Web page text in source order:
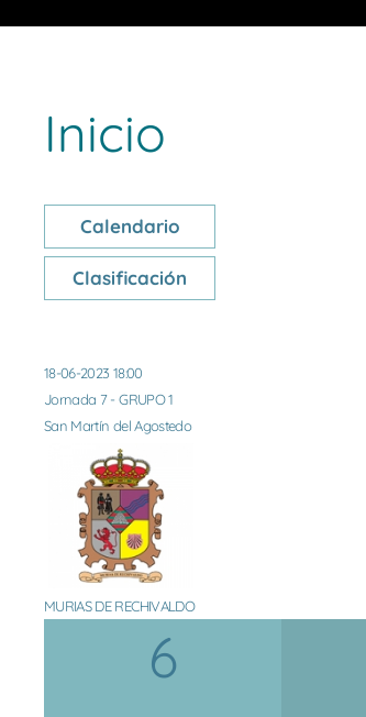
Inicio
Calendario
Clasificación
18-06-2023 18:00
Jornada 7 - GRUPO 1
San Martín del Agostedo
MURIAS DE RECHIVALDO
6